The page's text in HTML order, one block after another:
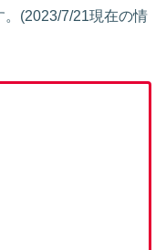
(2023/7/21現在の情